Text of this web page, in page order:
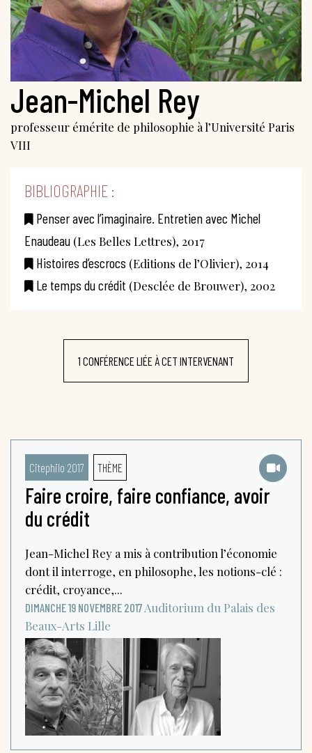
Jean-Michel Rey
professeur émérite de philosophie à l’Université Paris
VIII
BIBLIOGRAPHIE :
Penser avec l’imaginaire. Entretien avec Michel
Enaudeau (Les Belles Lettres), 2017
Histoires d’escrocs (Editions de l’Olivier), 2014
Le temps du crédit (Desclée de Brouwer), 2002
1 CONFÉRENCE LIÉE À CET INTERVENANT
Citephilo 2017 THÈME
Faire croire, faire confiance, avoir
du crédit
Jean-Michel Rey a mis à contribution l’économie
dont il interroge, en philosophe, les notions-clé :
crédit, croyance,...
DIMANCHE 19 NOVEMBRE 2017 Auditorium du Palais des
Beaux-Arts Lille